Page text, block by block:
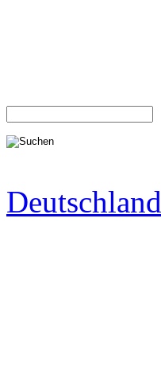
Deutschland